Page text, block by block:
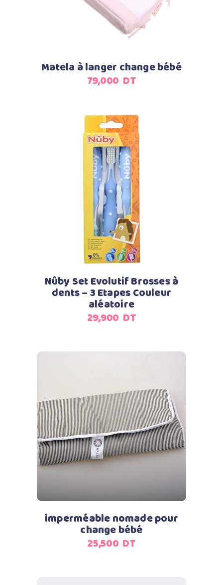
Matela à langer change bébé
79,000 DT
Ajouter au panier
Nûby Set Evolutif Brosses à
dents – 3 Etapes Couleur
aléatoire
29,900 DT
Ajouter au panier
imperméable nomade pour
change bébé
25,500 DT